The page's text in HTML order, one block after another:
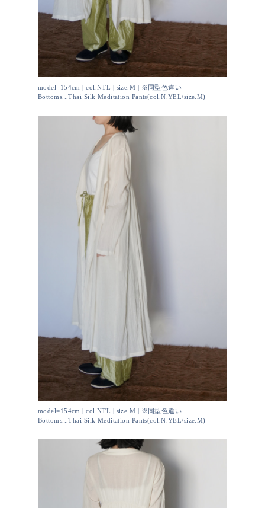
model=154cm | col.NTL | size.M | ※同型色違い
Bottoms...Thai Silk Meditation Pants(col.N.YEL/size.M)
model=154cm | col.NTL | size.M | ※同型色違い
Bottoms...Thai Silk Meditation Pants(col.N.YEL/size.M)